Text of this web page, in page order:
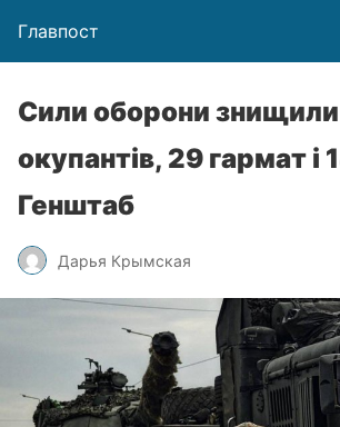
Главпост
Сили оборони
окупантів, 29 гармат
Генштаб
Дарья Крымская